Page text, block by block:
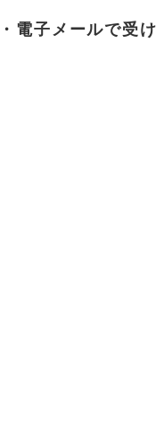
電子メールで受け